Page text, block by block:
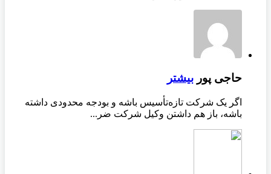
حاجی پور بیشتر
اگر یک شرکت تازه‌تأسیس باشه و بودجه محدودی داشته
باشه، باز هم داشتن وکیل شرکت ضر...